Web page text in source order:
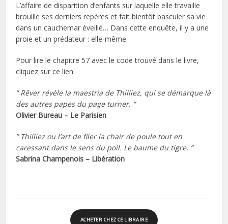
L’affaire de disparition d’enfants sur laquelle elle travaille
brouille ses derniers repères et fait bientôt basculer sa vie
dans un cauchemar éveillé… Dans cette enquête, il y a une
proie et un prédateur : elle-même.
Pour lire le chapitre 57 avec le code trouvé dans le livre,
cliquez sur ce lien
” Rêver révèle la maestria de Thilliez, qui se démarque là
des autres papes du page turner. “
Olivier Bureau – Le Parisien
” Thilliez ou l’art de filer la chair de poule tout en
caressant dans le sens du poil. Le baume du tigre. “
Sabrina Champenois – Libération
ACHETER CHEZ CE LIBRAIRE